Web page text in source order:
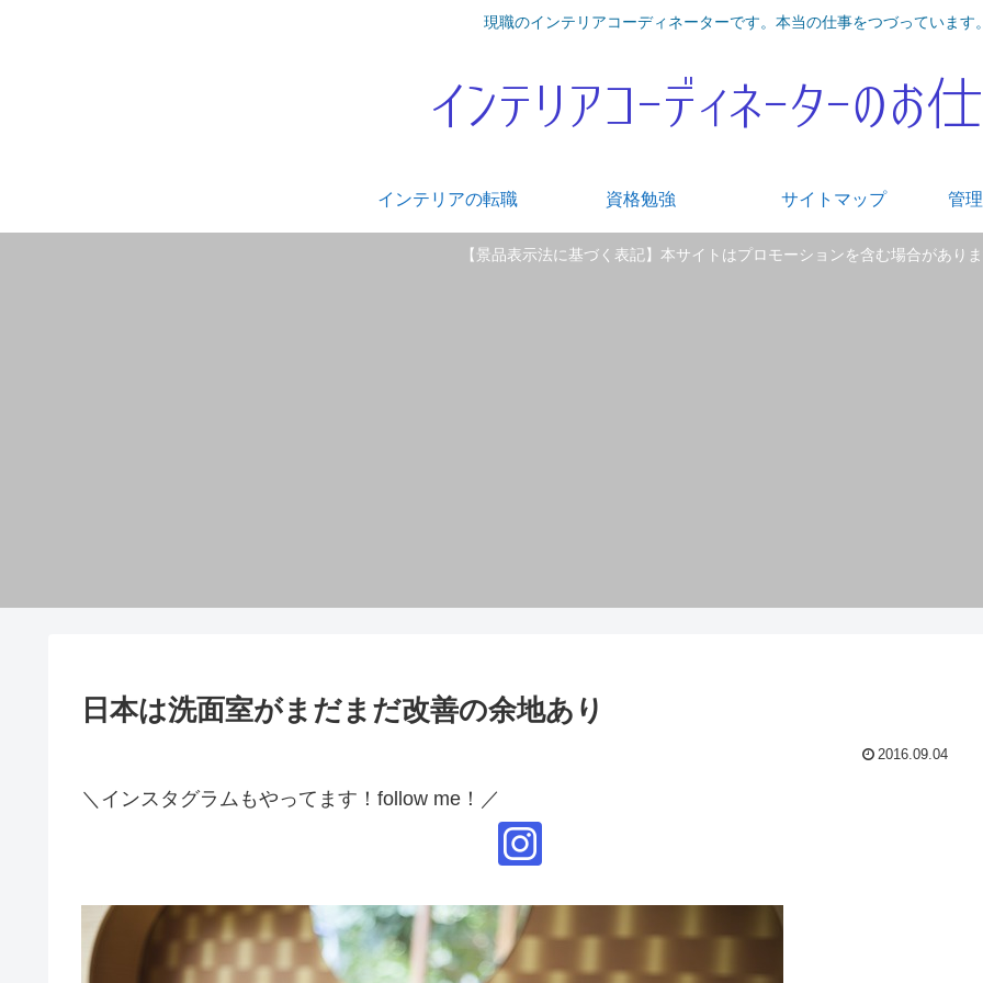
現職のインテリアコーディネーターです。本当の仕事をつづっています。
インテリアの転職 資格勉強 サイトマップ 管
【景品表示法に基づく表記】本サイトはプロモーションを含む場合がありま
日本は洗面室がまだまだ改善の余地あり
2016.09.04
＼インスタグラムもやってます！follow me！／